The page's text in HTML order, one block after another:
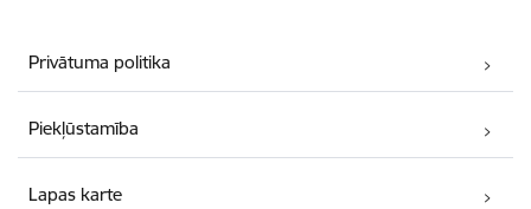
Privātuma politika
Piekļūstamība
Lapas karte